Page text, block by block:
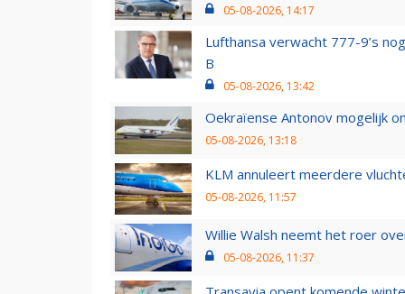
05-08-2026, 14:17
Lufthansa verwacht 777-9’s
B
05-08-2026, 13:42
Oekraïense Antonov mogelijk
05-08-2026, 13:18
KLM annuleert meerdere
05-08-2026, 11:57
Willie Walsh neemt het roer
05-08-2026, 11:37